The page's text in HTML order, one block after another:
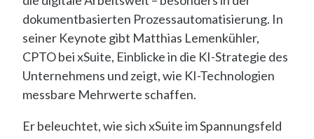
dokumentbasierten Prozessautomatisierung. In
seiner Keynote gibt Matthias Lemenkühler,
CPTO bei xSuite, Einblicke in die KI-Strategie des
Unternehmens und zeigt, wie KI-Technologien
messbare Mehrwerte schaffen.
Er beleuchtet, wie sich xSuite im Spannungsfeld